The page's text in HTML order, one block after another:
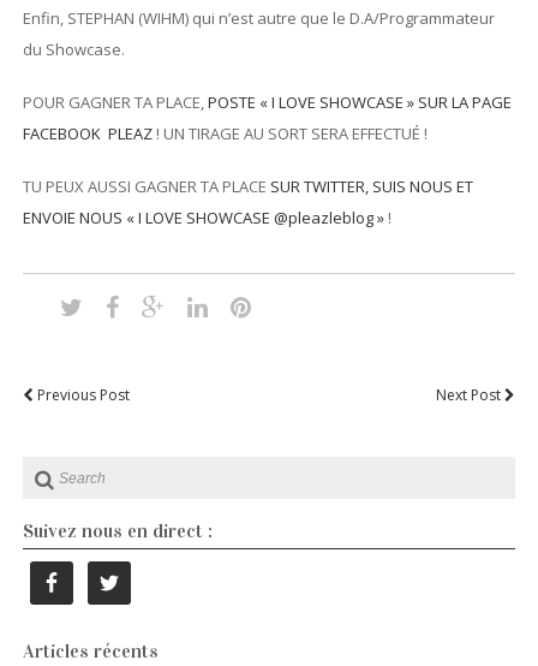
Enfin, STEPHAN (WIHM) qui n’est autre que le D.A/Programmateur
du Showcase.
POUR GAGNER TA PLACE,POSTE « I LOVE SHOWCASE » SUR LA PAGE
FACEBOOK PLEAZ! UN TIRAGE AU SORT SERA EFFECTUÉ !
TU PEUX AUSSI GAGNER TA PLACE SUR TWITTER, SUIS NOUS ET
ENVOIE NOUS « I LOVE SHOWCASE @pleazleblog » !
Previous Post Next Post
Suivez nous en direct :
Articles récents